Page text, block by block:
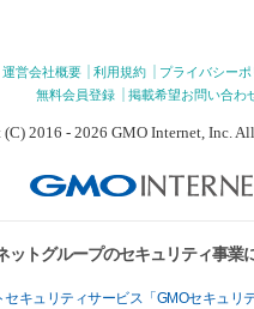
運営会社概要 利用規約 プライバシーポ
無料会員登録
掲載希望お問い合わ
2016 - 2026 GMO Internet, Inc.
ットグループのセキュリティ事業
キュリティサービス「GMOセキュリテ